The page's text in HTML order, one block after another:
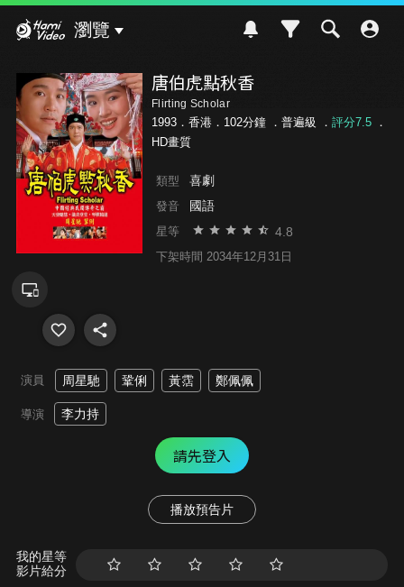
瀏覽
唐伯虎點秋香
Flirting Scholar
1993．香港．102分鐘 ． 普遍級 ． 評分7.5．
HD畫質
類型 喜劇
發音 國語
星等 4.8
下架時間 2034年12月31日
演員 周星馳 鞏俐 黃霑 鄭佩佩
導演 李力持
請先登入
播放預告片
我的星等
影片給分